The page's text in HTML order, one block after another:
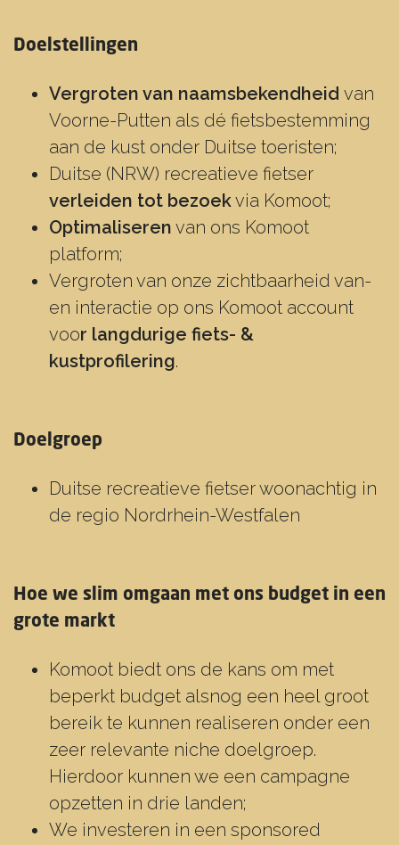
Doelstellingen
Vergroten van naamsbekendheid van
Voorne-Putten als dé fietsbestemming
aan de kust onder Duitse toeristen;
Duitse (NRW) recreatieve fietser
verleiden tot bezoekvia Komoot;
Optimaliseren van ons Komoot
platform;
Vergroten van onze zichtbaarheid van-
en interactie op ons Komoot account
voor langdurige fiets- &
kustprofilering.
Doelgroep
Duitse recreatieve fietser woonachtig in
de regio Nordrhein-Westfalen
Hoe we slim omgaan met ons budget in een
grote markt
Komoot biedt ons de kans om met
beperkt budget alsnog een heel groot
bereik te kunnen realiseren onder een
zeer relevante niche doelgroep.
Hierdoor kunnen we een campagne
opzetten in drie landen;
We investeren in een sponsored